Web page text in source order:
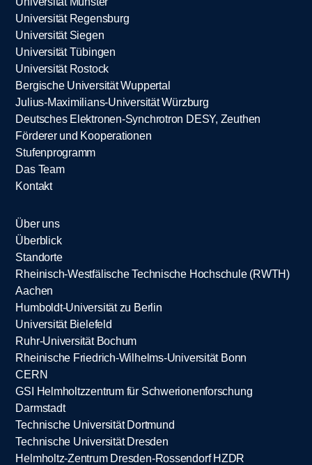
Universität Regensburg
Universität Siegen
Universität Tübingen
Universität Rostock
Bergische Universität Wuppertal
Julius-Maximilians-Universität Würzburg
Deutsches Elektronen-Synchrotron DESY, Zeuthen
Förderer und Kooperationen
Stufenprogramm
Das Team
Kontakt
Über uns
Überblick
Standorte
Rheinisch-Westfälische Technische Hochschule (RWTH)
Aachen
Humboldt-Universität zu Berlin
Universität Bielefeld
Ruhr-Universität Bochum
Rheinische Friedrich-Wilhelms-Universität Bonn
CERN
GSI Helmholtzzentrum für Schwerionenforschung
Darmstadt
Technische Universität Dortmund
Technische Universität Dresden
Helmholtz-Zentrum Dresden-Rossendorf HZDR